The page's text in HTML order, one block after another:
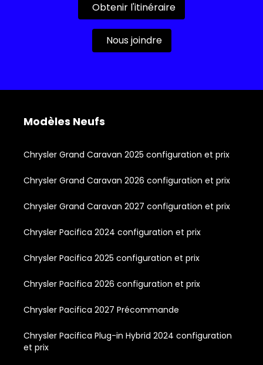
Obtenir l'itinéraire
Nous joindre
Modèles Neufs
Chrysler Grand Caravan 2025 configuration et prix
Chrysler Grand Caravan 2026 configuration et prix
Chrysler Grand Caravan 2027 configuration et prix
Chrysler Pacifica 2024 configuration et prix
Chrysler Pacifica 2025 configuration et prix
Chrysler Pacifica 2026 configuration et prix
Chrysler Pacifica 2027 Précommande
Chrysler Pacifica Plug-in Hybrid 2024 configuration
et prix